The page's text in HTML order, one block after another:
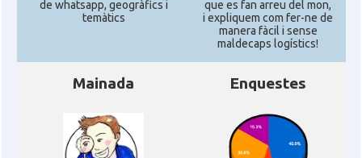
de whatsapp, geogràfics i
temàtics
que es fan arreu del mon,
i expliquem com fer-ne de
manera fàcil i sense
maldecaps logí­stics!
Mainada Enquestes